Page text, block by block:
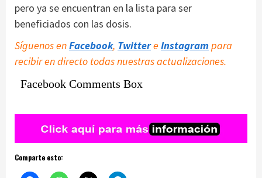
pero ya se encuentran en la lista para ser
beneficiados con las dosis.
Síguenos enFacebook, Twittere Instagram para
recibir en directo todas nuestras actualizaciones.
Facebook Comments Box
Comparte esto: